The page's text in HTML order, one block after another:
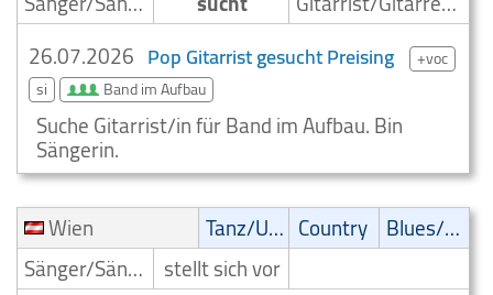
26.07.2026 Pop Gitarrist gesucht Preising
+voc
si
Band im Aufbau
Suche Gitarrist/in für Band im Aufbau. Bin
Sängerin.
Wien
Tanz/Unterhaltungsmusik Country
Blues/Swing
Sänger/Sängerin stellt sich vor